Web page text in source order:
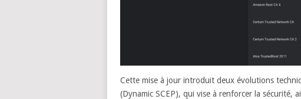
Cette mise à jour introduit deux évolutions
(Dynamic SCEP), qui vise à renforcer la sécurité,